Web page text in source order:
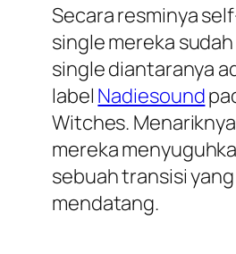
Secara resminya
single mereka
single diantaranya
label Nadiesound
Witches.
mereka
sebuah transisi yang
mendatang.